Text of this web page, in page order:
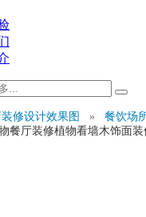
修设计效果图 » 餐饮场
餐厅装修植物看墙木饰面